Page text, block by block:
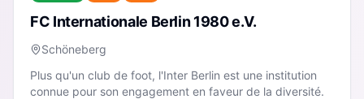
FC Internationale Berlin 1980 e.V.
Schöneberg
Plus qu'un club de foot, l'Inter Berlin est une institution
connue pour son engagement en faveur de la diversité.